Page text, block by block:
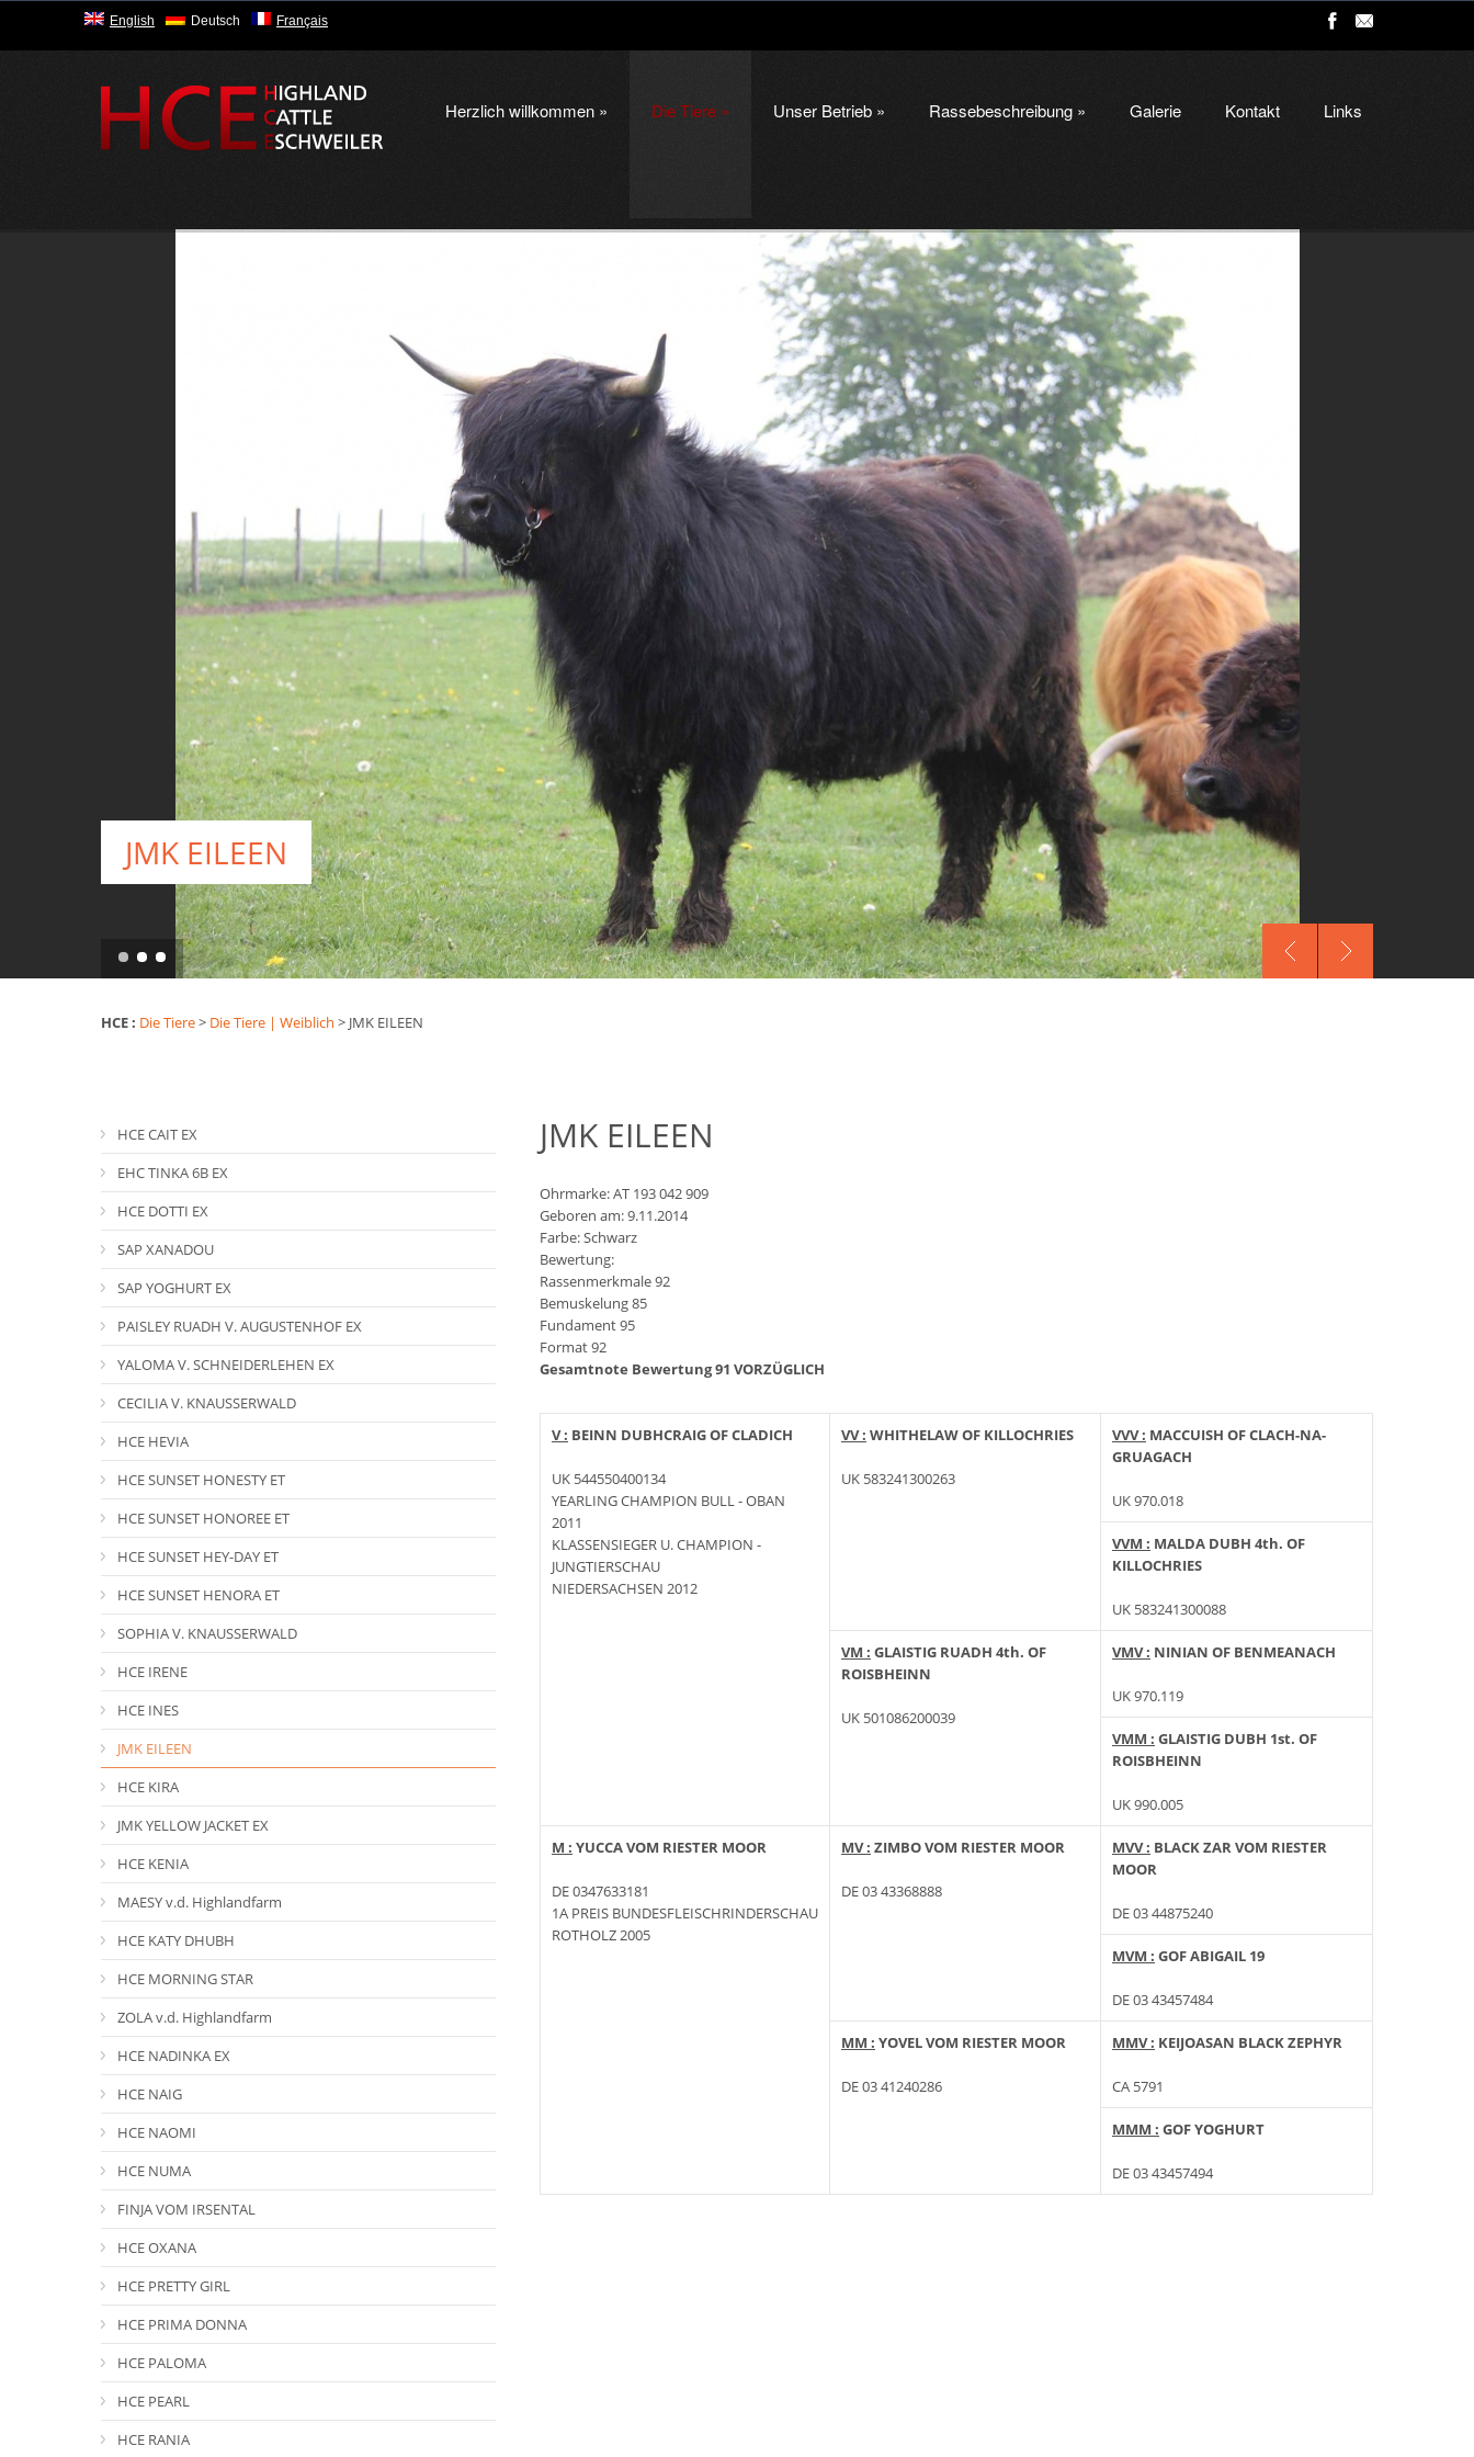
English Deutsch Français
Herzlich willkommen » Die Tiere » Unser Betrieb » Rassebeschreibung » Galerie Kontakt Links
YUCCA v. Riester Moor - die
Mutter
HCE : Die Tiere> Die Tiere | Weiblich >JMK EILEEN
JMK EILEEN
Ohrmarke: AT 193 042 909
Geboren am: 9.11.2014
Farbe: Schwarz
Bewertung:
Rassenmerkmale 92
Bemuskelung 85
Fundament 95
Format 92
Gesamtnote Bewertung 91 VORZÜGLICH
V : BEINN DUBHCRAIG OF CLADICH
UK 544550400134
YEARLING CHAMPION BULL - OBAN
2011
KLASSENSIEGER U. CHAMPION -
JUNGTIERSCHAU
NIEDERSACHSEN 2012
VV : WHITHELAW OF KILLOCHRIES
UK 583241300263
VVV : MACCUISH OF CLACH-NA-
GRUAGACH
UK 970.018
VVM : MALDA DUBH 4th. OF
KILLOCHRIES
UK 583241300088
VM : GLAISTIG RUADH 4th. OF
ROISBHEINN
UK 501086200039
VMV : NINIAN OF BENMEANACH
UK 970.119
VMM : GLAISTIG DUBH 1st. OF
ROISBHEINN
UK 990.005
M : YUCCA VOM RIESTER MOOR
DE 0347633181
1A PREIS BUNDESFLEISCHRINDERSCHAU
ROTHOLZ 2005
MV : ZIMBO VOM RIESTER MOOR
DE 03 43368888
MVV : BLACK ZAR VOM RIESTER
MOOR
DE 03 44875240
MVM : GOF ABIGAIL 19
DE 03 43457484
MM : YOVEL VOM RIESTER MOOR
DE 03 41240286
MMV : KEIJOASAN BLACK ZEPHYR
CA 5791
MMM : GOF YOGHURT
DE 03 43457494
HCE CAIT EX
EHC TINKA 6B EX
HCE DOTTI EX
SAP XANADOU
SAP YOGHURT EX
PAISLEY RUADH V. AUGUSTENHOF EX
YALOMA V. SCHNEIDERLEHEN EX
CECILIA V. KNAUSSERWALD
HCE HEVIA
HCE SUNSET HONESTY ET
HCE SUNSET HONOREE ET
HCE SUNSET HEY-DAY ET
HCE SUNSET HENORA ET
SOPHIA V. KNAUSSERWALD
HCE IRENE
HCE INES
JMK EILEEN
HCE KIRA
JMK YELLOW JACKET EX
HCE KENIA
MAESY v.d. Highlandfarm
HCE KATY DHUBH
HCE MORNING STAR
ZOLA v.d. Highlandfarm
HCE NADINKA EX
HCE NAIG
HCE NAOMI
HCE NUMA
FINJA VOM IRSENTAL
HCE OXANA
HCE PRETTY GIRL
HCE PRIMA DONNA
HCE PALOMA
HCE PEARL
HCE RANIA